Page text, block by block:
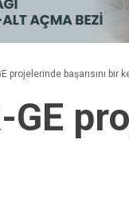
projelerinde başarısını bir
GE